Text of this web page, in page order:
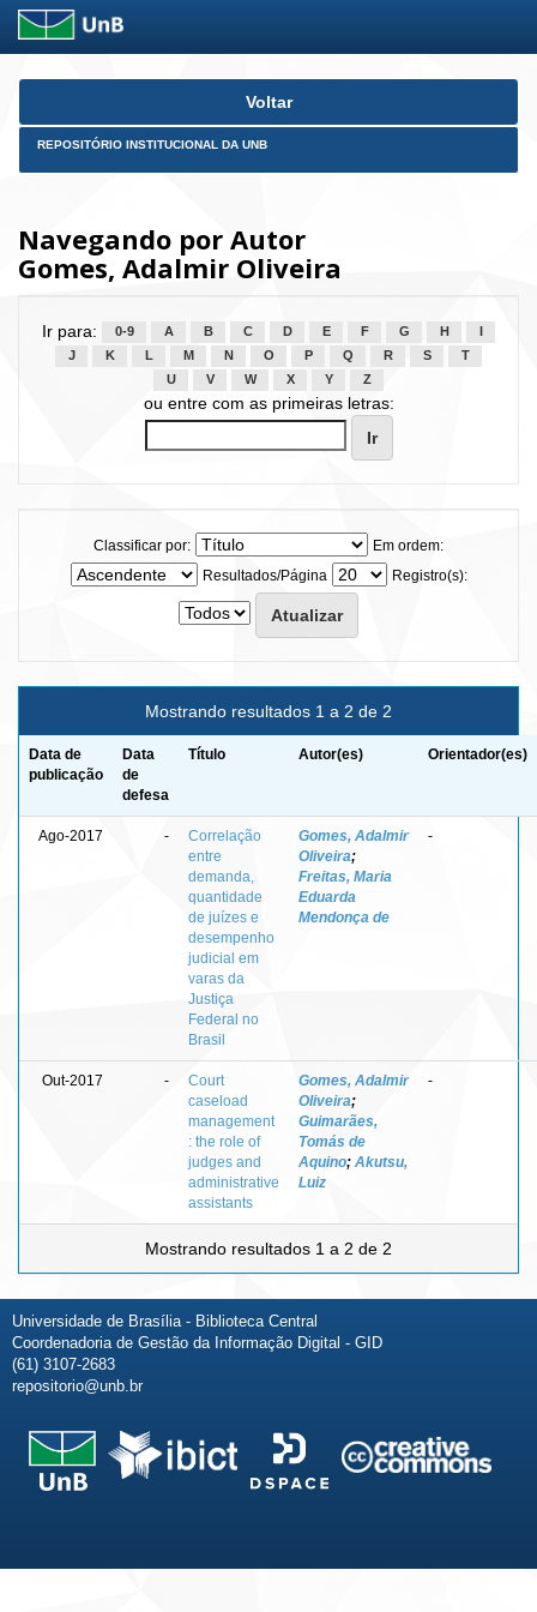
Skip
Voltar
REPOSITÓRIO INSTITUCIONAL DA UNB
Navegando por Autor
Gomes, Adalmir Oliveira
Ir para: 0-9 A B C D E F G H
J
K L M N O P Q R S
T
U
V W X Y Z
ou entre com as primeiras letras:
Classificar por:
Em ordem:
Resultados/Página
Registro(s):
Mostrando resultados 1 a 2 de 2
Data de
publicação
Data
de
defesa
Título Autor(es) Orientador(es)
Ago-2017 -
Correlação
entre
demanda,
quantidade
de juízes e
desempenho
judicial em
varas da
Justiça
Federal no
Brasil
Gomes, Adalmir
Oliveira;
Freitas, Maria
Eduarda
Mendonça de
-
Out-2017 -
Court
caseload
management
: the role of
judges and
administrative
assistants
Gomes, Adalmir
Oliveira;
Guimarães,
Tomás de
Aquino; Akutsu,
Luiz
-
Mostrando resultados 1 a 2 de 2
Universidade de Brasília - Biblioteca Central
Coordenadoria de Gestão da Informação Digital - GID
(61) 3107-2683
repositorio@unb.br